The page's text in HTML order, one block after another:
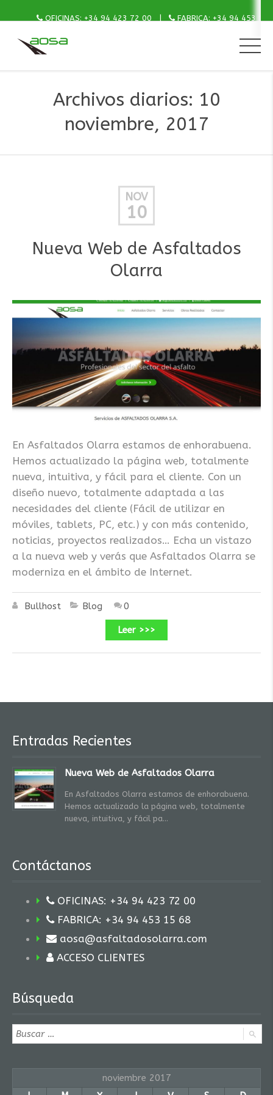
OFICINAS: +34 94 423 72 00 FABRICA: +34 94 453 15
Archivos diarios: 10
noviembre, 2017
NOV
10
Nueva Web de Asfaltados
Olarra
En Asfaltados Olarra estamos de enhorabuena.
Hemos actualizado la página web, totalmente
nueva, intuitiva, y fácil para el cliente. Con un
diseño nuevo, totalmente adaptada a las
necesidades del cliente (Fácil de utilizar en
móviles, tablets, PC, etc.) y con más contenido,
noticias, proyectos realizados… Echa un vistazo
a la nueva web y verás que Asfaltados Olarra se
moderniza en el ámbito de Internet.
Bullhost Blog 0
Leer >>>
Entradas Recientes
Nueva Web de Asfaltados Olarra
En Asfaltados Olarra estamos de enhorabuena.
Hemos actualizado la página web, totalmente
nueva, intuitiva, y fácil pa
Contáctanos
OFICINAS: +34 94 423 72 00
FABRICA: +34 94 453 15 68
aosa@asfaltadosolarra.com
ACCESO CLIENTES
Búsqueda
noviembre 2017